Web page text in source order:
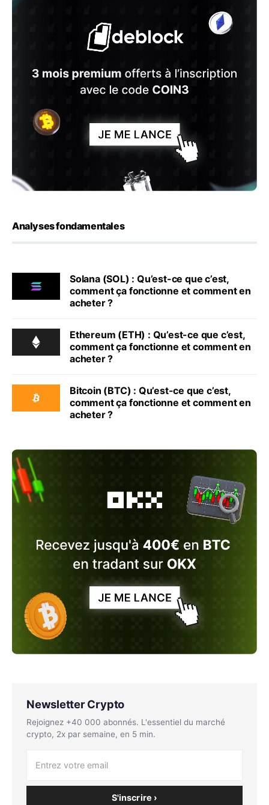
Analyses fondamentales
Solana (SOL) : Qu’est-ce que c’est,
comment ça fonctionne et comment en
acheter ?
Ethereum (ETH) : Qu’est-ce que c’est,
comment ça fonctionne et comment en
acheter ?
Bitcoin (BTC) : Qu’est-ce que c’est,
comment ça fonctionne et comment en
acheter ?
Newsletter Crypto
Rejoignez +40 000 abonnés. L'essentiel du marché
crypto, 2x par semaine, en 5 min.
S'inscrire ›